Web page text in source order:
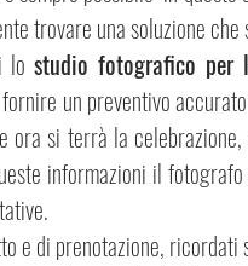
trovare una soluzione
lo studio fotografico per
un preventivo
ora si terrà la
informazioni il
e di prenotazione, ricordati